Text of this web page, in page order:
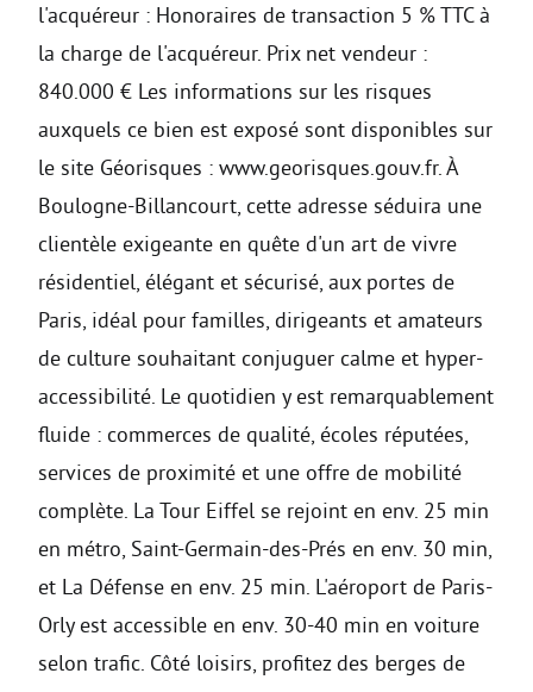
l'acquéreur : Honoraires de transaction 5 % TTC à
la charge de l'acquéreur. Prix net vendeur :
840.000 € Les informations sur les risques
auxquels ce bien est exposé sont disponibles sur
le site Géorisques : www.georisques.gouv.fr. À
Boulogne-Billancourt, cette adresse séduira une
clientèle exigeante en quête d'un art de vivre
résidentiel, élégant et sécurisé, aux portes de
Paris, idéal pour familles, dirigeants et amateurs
de culture souhaitant conjuguer calme et hyper-
accessibilité. Le quotidien y est remarquablement
fluide : commerces de qualité, écoles réputées,
services de proximité et une offre de mobilité
complète. La Tour Eiffel se rejoint en env. 25 min
en métro, Saint-Germain-des-Prés en env. 30 min,
et La Défense en env. 25 min. L'aéroport de Paris-
Orly est accessible en env. 30-40 min en voiture
selon trafic. Côté loisirs, profitez des berges de